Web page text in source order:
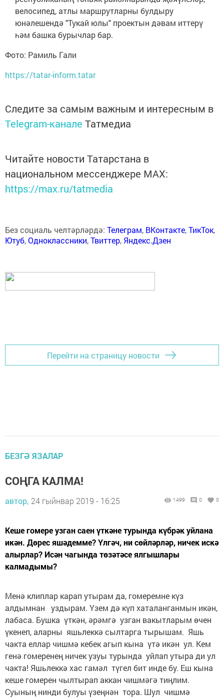
велосипед, атлы маршрутларны булдыру
юнәлешендә "Тукай юлы" проектын дәвам иттерү
һәм башка бурычлар бар.
Фото: Рамиль Гали
https://tatar-inform.tatar
Следите за самым важным и интересным в
Telegram-канале Татмедиа
Читайте новости Татарстана в
национальном мессенджере MАХ:
https://max.ru/tatmedia
Без социаль челтәрләрдә: Телеграм, ВКонтакте,ТикТок,
Ютуб,Одноклассники,Твиттер, Яндекс.Дзен
Перейти на страницу новости
БЕЗГӘ ЯЗАЛАР
СОҢГА КАЛМА!
автор, 24 гыйнвар 2019 - 16:25 1499 0 0
Кеше гомере узган саен үткәне турында күбрәк уйлана
икән. Дөрес яшәдемме? Үлгәч, ни сөйләрләр, ничек искә
алырлар? Исән чагында төзәтәсе ялгышлары
калмадымы?
Менә клиплар карап утырам да, гомеремне күз
алдымнан уздырам. Үзем дә күп хаталанганмын икән,
лабаса. Бушка үткән, әрәмгә узган вакытларым өчен
үкенеп, аларны яшьлеккә сылтарга тырышам. Яшь
чакта еллар чишмә кебек агып кына үтә икән ул. Кем
генә гомеренең ничек узуы турында уйлап утыра ди ул
чакта! Яшьлеккә хас гамәл түгел бит инде бу. Еш кына
кеше гомерен чылтырап аккан чишмәгә тиңлим.
Суының нинди булуы үзеңнән тора. Шул чишмә